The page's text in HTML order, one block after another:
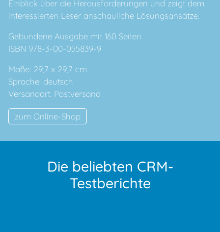
Einblick über die Herausforderungen und zeigt dem
interessierten Leser anschauliche Lösungsansätze.
Gebundene Ausgabe mit 160 Seiten
ISBN 978-3-00-055839-9
Maße: 29,7 x 29,7 cm
Sprache: deutsch
Versandart: Postversand
zum Online-Shop
Die beliebten CRM-
Testberichte